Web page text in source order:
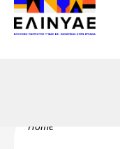
Skip to main content
Header Top 2
Header Top
Breadcrumb
Home